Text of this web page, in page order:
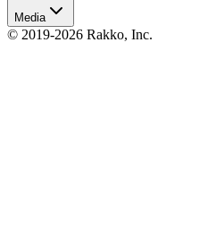
Media
© 2019-2026 Rakko, Inc.